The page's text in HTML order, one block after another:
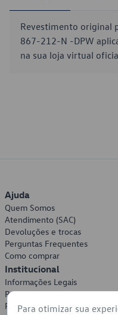
Revestimento original
867-212-N -DPW
na sua loja virtual
Ajuda
Quem Somos
Atendimento (SAC)
Devoluções e trocas
Perguntas Frequentes
Como comprar
Institucional
Informações Legais
Política de Privacidade
Política de Cookies
Para otimizar sua